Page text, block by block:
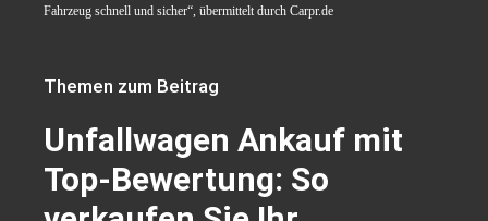
Fahrzeug schnell und sicher“, übermittelt durch Carpr.de
Themen zum Beitrag
Unfallwagen Ankauf mit
Top-Bewertung: So